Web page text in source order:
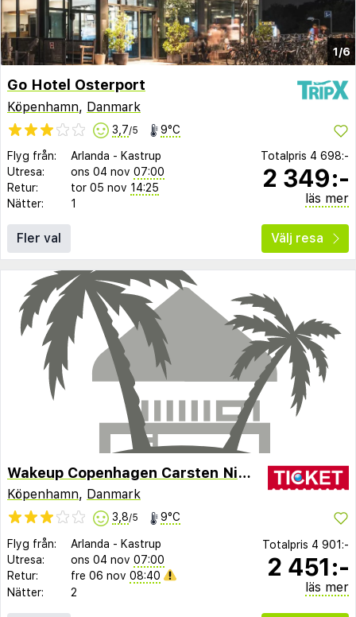
1/6
Go Hotel Osterport
Köpenhamn, Danmark
3,7/5 9°C
Flyg från: Arlanda - Kastrup
Utresa:
ons 04 nov 07:00
Retur:
tor 05 nov 14:25
Nätter:
1
Totalpris 4 698:-
2 349:-
läs mer
Fler val Välj resa
Wakeup Copenhagen Carsten Niebuhrs Gade
Köpenhamn, Danmark
3,8/5 9°C
Flyg från: Arlanda - Kastrup
Utresa:
ons 04 nov 07:00
Retur:
fre 06 nov 08:40
Nätter:
2
Totalpris 4 901:-
2 451:-
läs mer